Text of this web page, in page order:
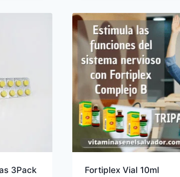
$47.96
3Pack
Fortiplex Vial 10ml